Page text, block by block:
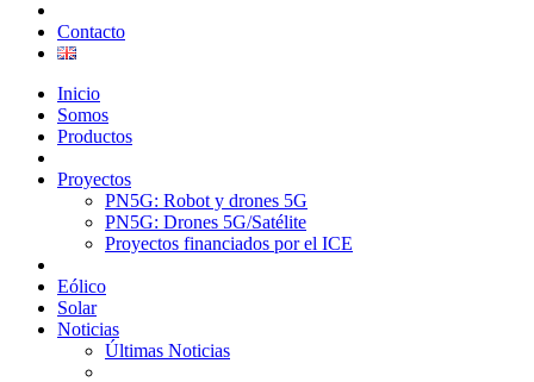
Contacto
Inicio
Somos
Productos
Proyectos
PN5G: Robot y drones 5G
PN5G: Drones 5G/Satélite
Proyectos financiados por el ICE
Eólico
Solar
Noticias
Últimas Noticias